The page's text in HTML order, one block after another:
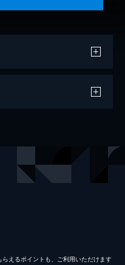
えるポイントも、ご利⽤いただけます